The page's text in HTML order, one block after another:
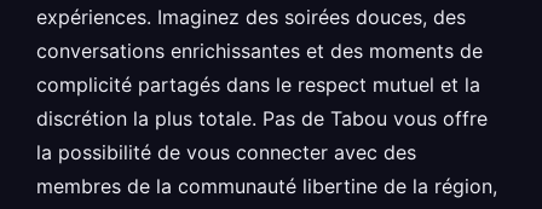
expériences. Imaginez des soirées douces, des
conversations enrichissantes et des moments de
complicité partagés dans le respect mutuel et la
discrétion la plus totale. Pas de Tabou vous offre
la possibilité de vous connecter avec des
membres de la communauté libertine de la région,